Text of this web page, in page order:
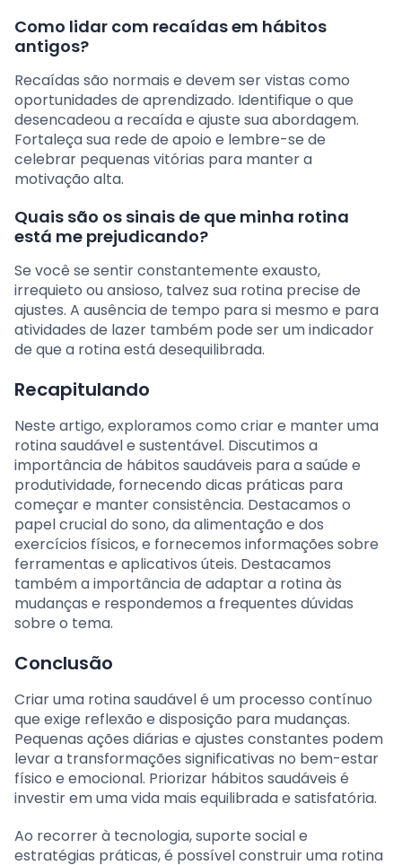
Como lidar com recaídas em hábitos
antigos?
Recaídas são normais e devem ser vistas como
oportunidades de aprendizado. Identifique o que
desencadeou a recaída e ajuste sua abordagem.
Fortaleça sua rede de apoio e lembre-se de
celebrar pequenas vitórias para manter a
motivação alta.
Quais são os sinais de que minha rotina
está me prejudicando?
Se você se sentir constantemente exausto,
irrequieto ou ansioso, talvez sua rotina precise de
ajustes. A ausência de tempo para si mesmo e para
atividades de lazer também pode ser um indicador
de que a rotina está desequilibrada.
Recapitulando
Neste artigo, exploramos como criar e manter uma
rotina saudável e sustentável. Discutimos a
importância de hábitos saudáveis para a saúde e
produtividade, fornecendo dicas práticas para
começar e manter consistência. Destacamos o
papel crucial do sono, da alimentação e dos
exercícios físicos, e fornecemos informações sobre
ferramentas e aplicativos úteis. Destacamos
também a importância de adaptar a rotina às
mudanças e respondemos a frequentes dúvidas
sobre o tema.
Conclusão
Criar uma rotina saudável é um processo contínuo
que exige reflexão e disposição para mudanças.
Pequenas ações diárias e ajustes constantes podem
levar a transformações significativas no bem-estar
físico e emocional. Priorizar hábitos saudáveis é
investir em uma vida mais equilibrada e satisfatória.
Ao recorrer à tecnologia, suporte social e
estratégias práticas, é possível construir uma rotina